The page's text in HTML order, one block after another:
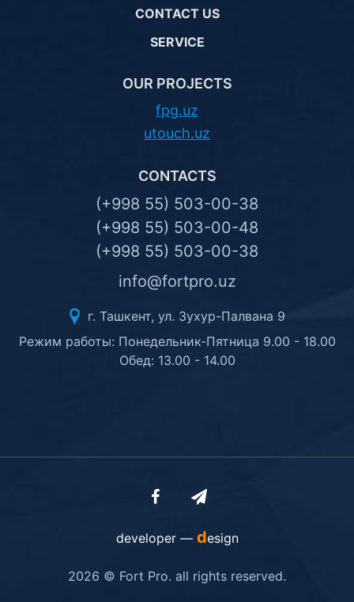
CONTACT US
SERVICE
OUR PROJECTS
fpg.uz
utouch.uz
CONTACTS
(+998 55) 503-00-38
(+998 55) 503-00-48
(+998 55) 503-00-38
info@fortpro.uz
г. Ташкент, ул. Зухур-Палвана 9
Режим работы: Понедельник-Пятница 9.00 - 18.00
Обед: 13.00 - 14.00
developer — design
2026 © Fort Pro. all rights reserved.